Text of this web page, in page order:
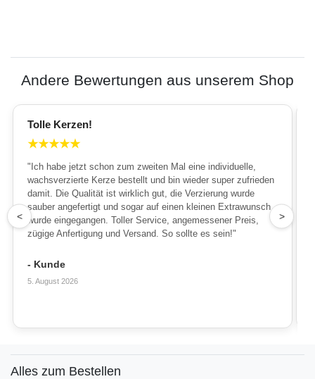
Andere Bewertungen aus unserem Shop
Tolle Kerzen!
★★★★★
"Ich habe jetzt schon zum zweiten Mal eine individuelle,
wachsverzierte Kerze bestellt und bin wieder super zufrieden
damit. Die Qualität ist wirklich gut, die Verzierung wurde
sauber angefertigt und sogar auf einen kleinen Extrawunsch
wurde eingegangen. Toller Service, angemessener Preis,
zügige Anfertigung und Versand. So sollte es sein!"
- Kunde
5. August 2026
< >
Alles zum Bestellen